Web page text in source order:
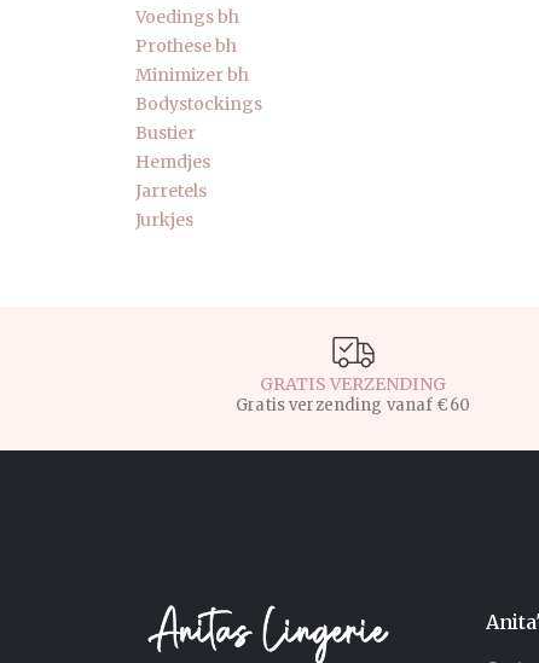
Voedings bh
Prothese bh
Minimizer bh
Bodystockings
Bustier
Hemdjes
Jarretels
Jurkjes
GRATIS VERZENDING
Gratis verzending vanaf €60